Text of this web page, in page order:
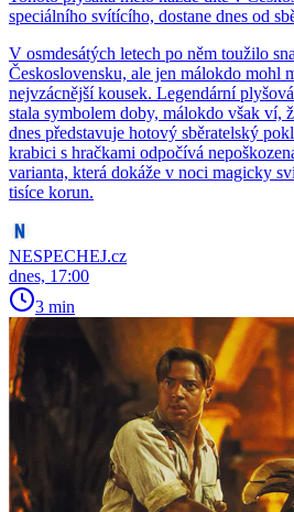
speciálního svítícího, dostane dnes od
V osmdesátých letech po něm toužilo
Československu, ale jen málokdo mohl
nejvzácnější kousek. Legendární
stala symbolem doby, málokdo však ví,
dnes představuje hotový sběratelský
krabici s hračkami odpočívá
varianta, která dokáže v noci magicky
tisíce korun.
NESPECHEJ.cz
dnes, 17:00
3 min